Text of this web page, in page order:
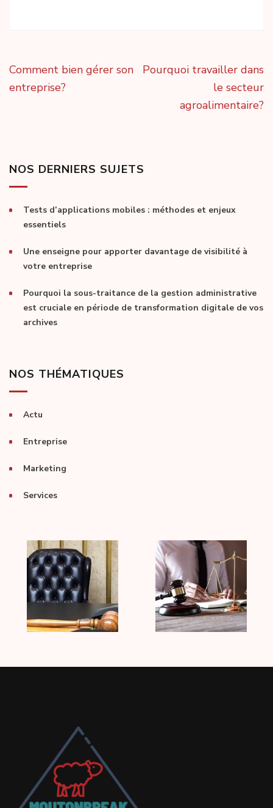
Navigation
de
Comment bien gérer son
entreprise?
Pourquoi travailler dans
le secteur
agroalimentaire?
NOS DERNIERS SUJETS
Tests d’applications mobiles : méthodes et enjeux
essentiels
Une enseigne pour apporter davantage de visibilité à
votre entreprise
Pourquoi la sous-traitance de la gestion administrative
est cruciale en période de transformation digitale de vos
archives
NOS THÉMATIQUES
Actu
Entreprise
Marketing
Services